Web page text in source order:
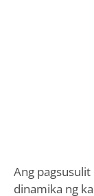
Ang
dinamika ng